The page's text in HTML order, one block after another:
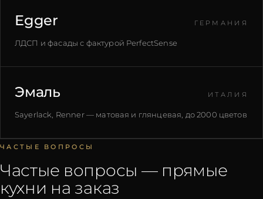
Egger ГЕРМАНИЯ
ЛДСП и фасады с фактурой PerfectSense
Эмаль ИТАЛИЯ
Sayerlack, Renner — матовая и глянцевая, до 2000 цветов
ЧАСТЫЕ ВОПРОСЫ
Частые вопросы — прямые
кухни на заказ